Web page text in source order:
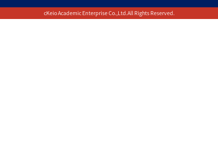
cKeio Academic Enterprise Co.,Ltd.All Rights Reserved.